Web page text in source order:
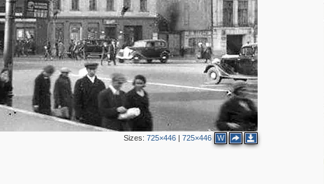
Sizes:725×446 |725×446 W